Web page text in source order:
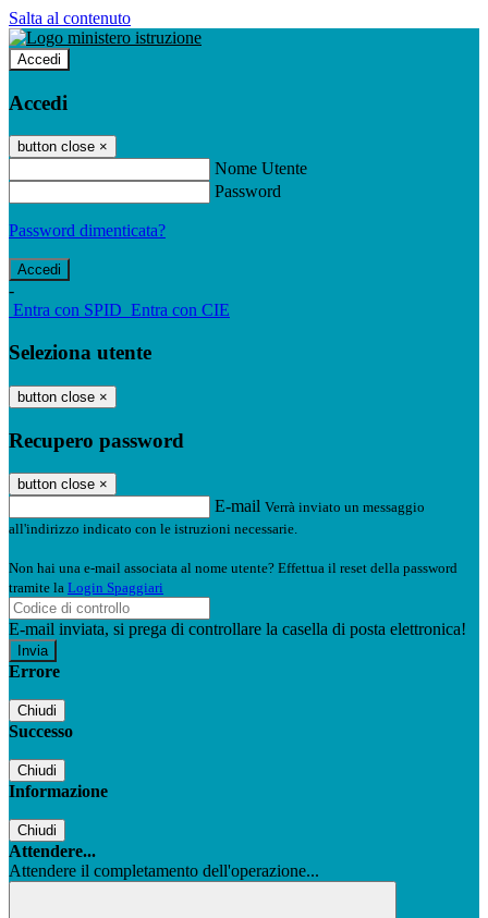
Salta al contenuto
Accedi
Accedi
button close ×
Nome Utente
Password
Password dimenticata?
-
Entra con SPID Entra con CIE
Seleziona utente
button close ×
Recupero password
button close ×
E-mail Verrà inviato un messaggio
all'indirizzo indicato con le istruzioni necessarie.
Non hai una e-mail associata al nome utente? Effettua il reset della password
tramite la Login Spaggiari
E-mail inviata, si prega di controllare la casella di posta elettronica!
Errore
Chiudi
Successo
Chiudi
Informazione
Chiudi
Attendere...
Attendere il completamento dell'operazione...